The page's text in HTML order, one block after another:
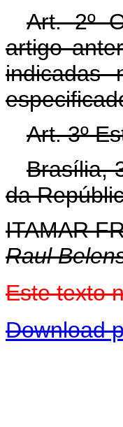
Art. 2º
artigo
indicadas
Art. 3º
Brasília,
da
ITAMAR
Raul
Este texto
Download